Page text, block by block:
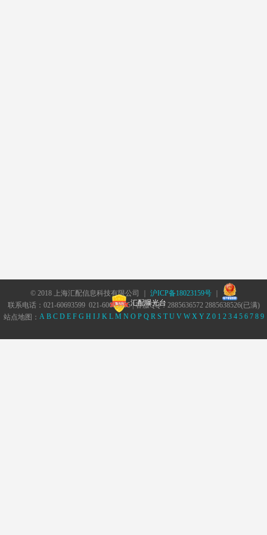
© 2018 上海汇配信息科技有限公司 ｜ 沪ICP备18023159号｜
汇配曝光台
联系电话：021-60693599 021-60693555 | 客服QQ：2885636572 2885638526(已满)
站点地图： A B C D E F G H I J K L M N O P Q R S T U V W X Y Z 0 1 2 3 4 5 6 7 8 9